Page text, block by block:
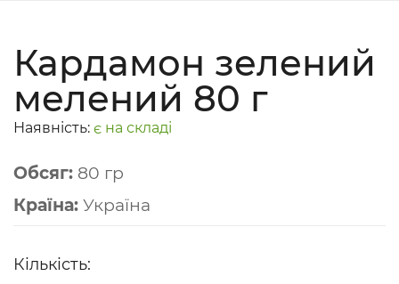
Кардамон зелений
мелений 80 г
Наявність: є на складі
Обсяг: 80 гр
Країна: Україна
Кількість: